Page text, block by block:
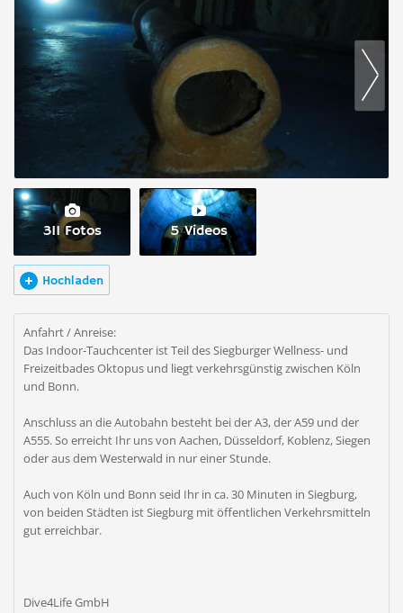
311 Fotos 5 Videos
Hochladen
Anfahrt / Anreise:
Das Indoor-Tauchcenter ist Teil des Siegburger Wellness- und
Freizeitbades Oktopus und liegt verkehrsgünstig zwischen Köln
und Bonn.
Anschluss an die Autobahn besteht bei der A3, der A59 und der
A555. So erreicht Ihr uns von Aachen, Düsseldorf, Koblenz, Siegen
oder aus dem Westerwald in nur einer Stunde.
Auch von Köln und Bonn seid Ihr in ca. 30 Minuten in Siegburg,
von beiden Städten ist Siegburg mit öffentlichen Verkehrsmitteln
gut erreichbar.
Dive4Life GmbH